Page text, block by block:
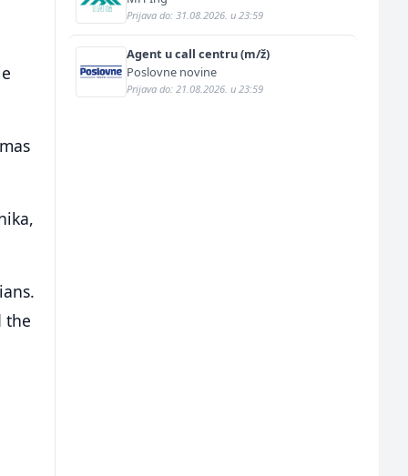
the
Prijava do: 31.08.2026. u 23:59
Agent u call centru (m/ž)
Poslovne novine
Prijava do: 21.08.2026. u 23:59